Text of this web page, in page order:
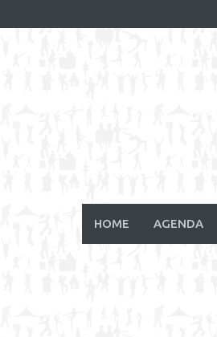
to
HOME AGENDA